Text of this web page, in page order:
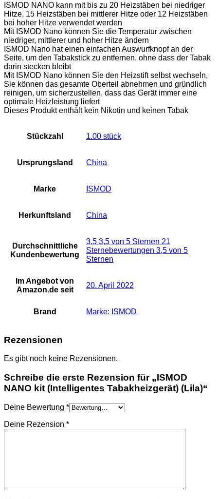
ISMOD NANO kann mit bis zu 20 Heizstäben bei niedriger
Hitze, 15 Heizstäben bei mittlerer Hitze oder 12 Heizstäben
bei hoher Hitze verwendet werden
Mit ISMOD Nano können Sie die Temperatur zwischen
niedriger, mittlerer und hoher Hitze ändern
ISMOD Nano hat einen einfachen Auswurfknopf an der
Seite, um den Tabakstick zu entfernen, ohne dass der Tabak
darin stecken bleibt
Mit ISMOD Nano können Sie den Heizstift selbst wechseln,
Sie können das gesamte Oberteil abnehmen und gründlich
reinigen, um sicherzustellen, dass das Gerät immer eine
optimale Heizleistung liefert
Dieses Produkt enthält kein Nikotin und keinen Tabak
Stückzahl ‎1.00 stück
Ursprungsland ‎China
Marke ‎ISMOD
Herkunftsland ‎China
Durchschnittliche
Kundenbewertung
3,5 3,5 von 5 Sternen 21
Sternebewertungen 3,5 von 5
Sternen
Im Angebot von
Amazon.de seit
20. April 2022
Brand Marke: ISMOD
Rezensionen
Es gibt noch keine Rezensionen.
Schreibe die erste Rezension für „ISMOD
NANO kit (Intelligentes Tabakheizgerät) (Lila)“
Deine Bewertung *
Deine Rezension *